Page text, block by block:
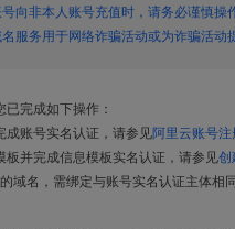
向非本人账号充值时，请务必谨慎操
服务用于网络诈骗活动或为诈骗活动
完成如下操作：
成账号实名认证，请参见阿里云账号注
并完成信息模板实名认证，请参见创
域名，需绑定与账号实名认证主体相